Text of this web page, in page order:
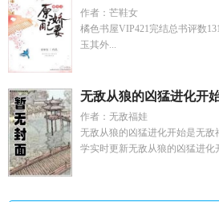
作者：芒鞋女
橘色书屋VIP421完结总书评数
玉其外...
无敌从狼的凶猛进化开
作者：无敌福娃
无敌从狼的凶猛进化开始是无
学实时更新无敌从狼的凶猛进化